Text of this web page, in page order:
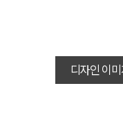
디자인 이